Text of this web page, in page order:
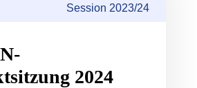
Session 2023/24
2024